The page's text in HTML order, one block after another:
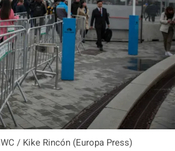
/ Kike Rincón (Europa Press)